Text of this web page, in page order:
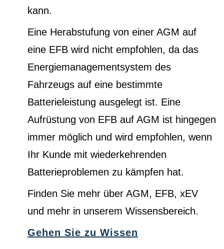
kann.
Eine Herabstufung von einer AGM auf
eine EFB wird nicht empfohlen, da das
Energiemanagementsystem des
Fahrzeugs auf eine bestimmte
Batterieleistung ausgelegt ist. Eine
Aufrüstung von EFB auf AGM ist hingegen
immer möglich und wird empfohlen, wenn
Ihr Kunde mit wiederkehrenden
Batterieproblemen zu kämpfen hat.
Finden Sie mehr über AGM, EFB, xEV
und mehr in unserem Wissensbereich.
Gehen Sie zu Wissen